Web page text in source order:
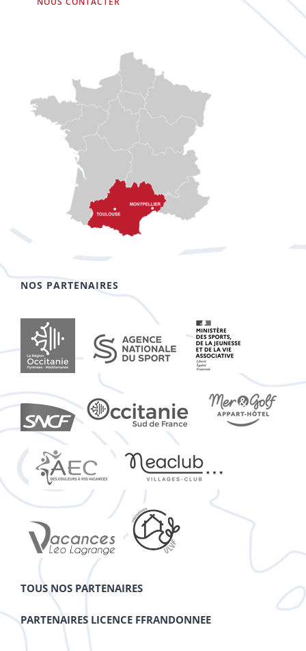
NOS PARTENAIRES
TOUS NOS PARTENAIRES
PARTENAIRES LICENCE FFRANDONNEE